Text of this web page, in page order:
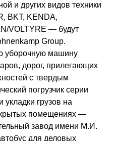
и других видов техники
BKT, KENDA,
VOLTYRE — будут
Group.
уборочную машину
дорог, прилегающих
с твердым
погрузчик серии
грузов на
помещениях —
завод имени М.И.
для деловых